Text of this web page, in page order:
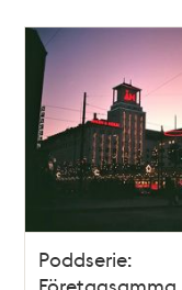
Poddserie:
Företagsamma